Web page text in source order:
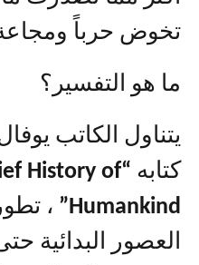
تخوض حرباً
ما هو التفسير؟
يتناول الكاتب
كتابه
History of
Humankind”
،
العصور البدائية